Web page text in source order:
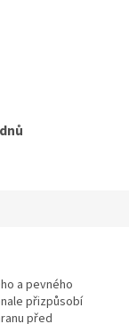
a pevného
přizpůsobí
před